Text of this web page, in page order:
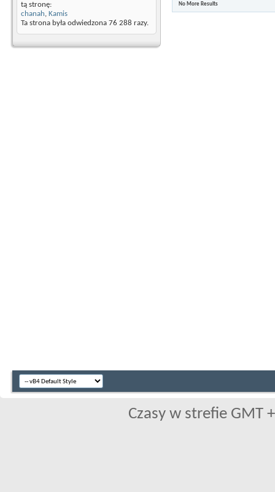
tą stronę:
chanah, Kamis
Ta strona była odwiedzona 76 288 razy.
No More Results
Czasy w strefie GMT